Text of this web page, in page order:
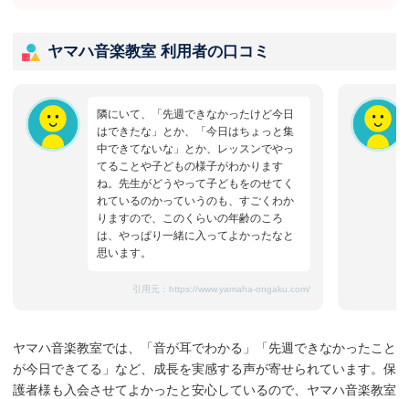
ヤマハ音楽教室 利用者の口コミ
隣にいて、「先週できなかったけど今日
はできたな」とか、「今日はちょっと集
中できてないな」とか、レッスンでやっ
てることや子どもの様子がわかります
ね。先生がどうやって子どもをのせてく
れているのかっていうのも、すごくわか
りますので、このくらいの年齢のころ
は、やっぱり一緒に入ってよかったなと
思います。
引用元： https://www.yamaha-ongaku.com/
ヤマハ音楽教室では、「音が耳でわかる」「先週できなかったこと
が今日できてる」など、成長を実感する声が寄せられています。保
護者様も入会させてよかったと安心しているので、ヤマハ音楽教室